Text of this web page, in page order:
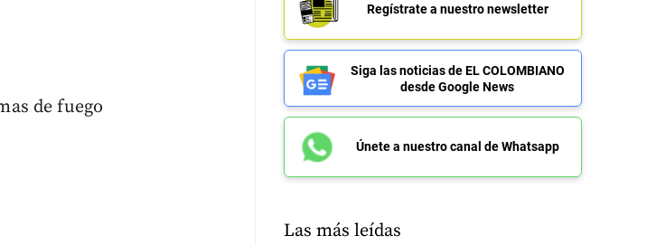
de fuego
Regístrate a nuestro newsletter
Siga las noticias de EL COLOMBIANO
desde Google News
Únete a nuestro canal de Whatsapp
Las más leídas